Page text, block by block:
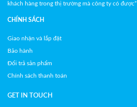
khách hàng trong thị trường mà công ty có được”
CHÍNH SÁCH
Giao nhận và lắp đặt
Bảo hành
Đổi trả sản phẩm
Chính sách thanh toán
GET IN TOUCH